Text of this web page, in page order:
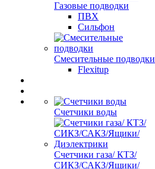
Газовые подводки
ПВХ
Сильфон
Смесительные подводки
Flexitup
Счетчики воды
Счетчики газа/ КТЗ/
СИКЗ/САКЗ/Ящики/